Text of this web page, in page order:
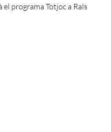
programa Totjoc a Rals